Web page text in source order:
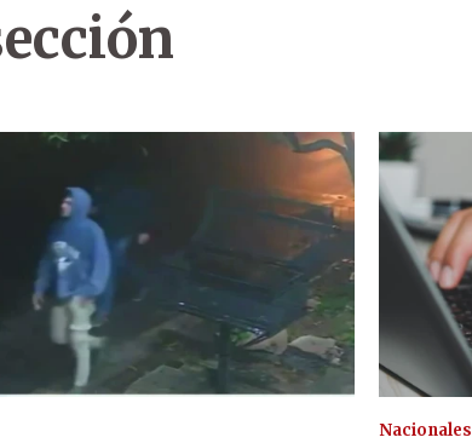
Nacionales